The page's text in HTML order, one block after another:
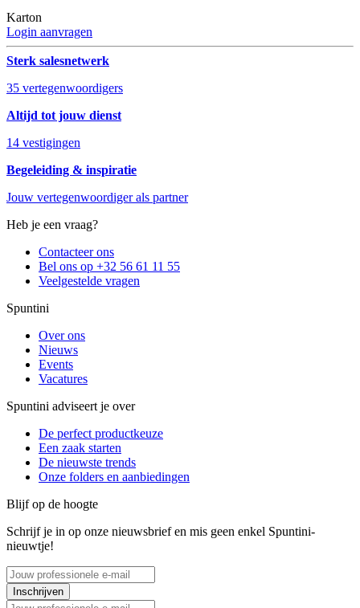
Karton
Login aanvragen
Sterk salesnetwerk
35 vertegenwoordigers
Altijd tot jouw dienst
14 vestigingen
Begeleiding & inspiratie
Jouw vertegenwoordiger als partner
Heb je een vraag?
Contacteer ons
Bel ons op +32 56 61 11 55
Veelgestelde vragen
Spuntini
Over ons
Nieuws
Events
Vacatures
Spuntini adviseert je over
De perfect productkeuze
Een zaak starten
De nieuwste trends
Onze folders en aanbiedingen
Blijf op de hoogte
Schrijf je in op onze nieuwsbrief en mis geen enkel Spuntini-
nieuwtje!
Inschrijven